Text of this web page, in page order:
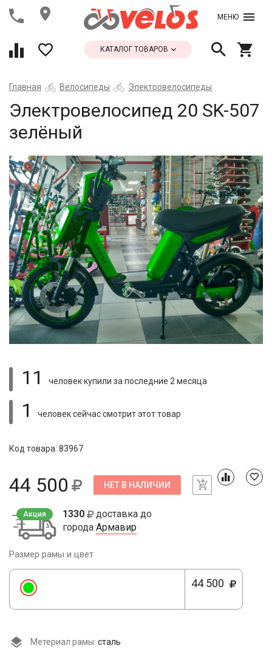
МЕНЮ
КАТАЛОГ ТОВАРОВ
Главная Велосипеды Электровелосипеды
Электровелосипед 20 SK-507
зелёный
11 человек купили за последние 2 месяца
1 человек сейчас смотритэтот товар
Код товара: 83967
44 500 НЕТ В НАЛИЧИИ
Акция 1330
доставка до
города Армавир
Размер рамы и цвет
44 500
Метериал рамы: сталь